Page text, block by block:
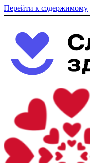
Перейти к содержимому